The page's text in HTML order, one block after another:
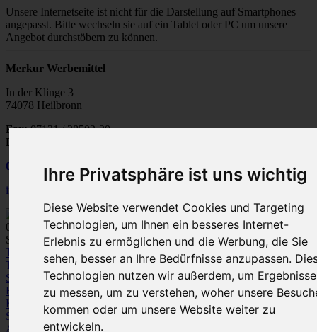
Ihre Privatsphäre ist uns wichtig
Diese Website verwendet Cookies und Targeting
Technologien, um Ihnen ein besseres Internet-
Erlebnis zu ermöglichen und die Werbung, die Sie
sehen, besser an Ihre Bedürfnisse anzupassen.
Technologien nutzen wir außerdem, um Ergebnisse
zu messen, um zu verstehen, woher unsere
kommen oder um unsere Website weiter zu
entwickeln.
Unsere Internetseite ist nicht für die Darstellung auf Smartphones
angepasst. Bitte wechseln sie auf ein Tablet oder PC um unsere
Angebot durchstöbern zu können.
Merkur Werbemittel
In der Klinge 3
74078 Heilbronn
Fax:07131 / 28502-20
E-Mail:
07131
28 50 20
info@merkur-werbemittel.de
0
Spezialist für Werbeartikel und Textile Werbung
Textilien
T-Shirts
Polo-ShirtsSweatshirts /
SweatjackenFleeceBodywarmer/WestenJackenHemden und
Blusen
Pullover / Strickjacken Hosen
Kleinkinder-Bekleidung
Sportbekleidung
ArbeitskleidungKrawatten und Tücher